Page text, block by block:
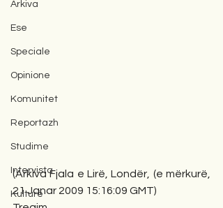
Arkiva
Ese
Speciale
Opinione
Komunitet
Reportazh
Studime
Intervista
Kulturë
(Arkiva Fjala e Lirë, Londër, (e mërkurë,
21 Janar 2009 15:16:09 GMT)